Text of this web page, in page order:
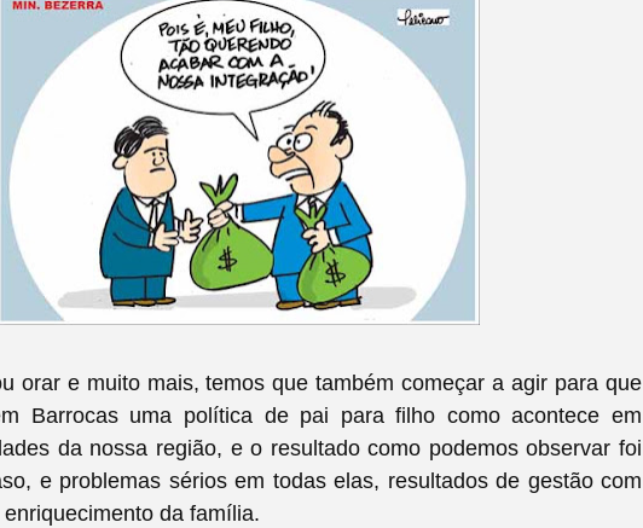
orar e muito mais, temos que também começar a agir para que
Barrocas uma política de pai para filho como acontece em
da nossa região, e o resultado como podemos observar foi
e problemas sérios em todas elas, resultados de gestão com
da família.